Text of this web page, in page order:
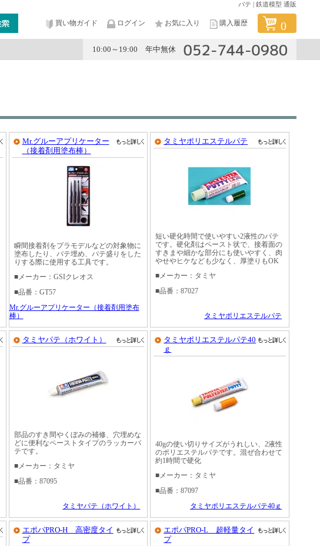
パテ | 鉄道模型 通販
買い物ガイド ログイン お気に入り 購入履歴 0
10:00～19:00 年中無休
Mr.グルーアプリケーター
（接着剤用塗布棒）
瞬間接着剤をプラモデルなどの対象物に
塗布したり、パテ埋め、パテ盛りをした
りする際に使用する工具です。
■メーカー：GSIクレオス
■品番：GT57
Mr.グルーアプリケーター（接着剤用塗布
棒）
タミヤポリエステルパテ
短い硬化時間で使いやすい2液性のパテ
です。硬化剤はペースト状で、接着面の
すきまや細かな部分にも使いやすく、肉
やせやヒケなども少なく、厚塗りもOK
■メーカー：タミヤ
■品番：87027
タミヤポリエステルパテ
タミヤパテ（ホワイト）
部品のすき間やくぼみの補修、穴埋めな
どに便利なペーストタイプのラッカーパ
テです。
■メーカー：タミヤ
■品番：87095
タミヤパテ（ホワイト）
タミヤポリエステルパテ40
ｇ
40gの使い切りサイズがうれしい、2液性
のポリエステルパテです。混ぜ合わせて
約1時間で硬化
■メーカー：タミヤ
■品番：87097
タミヤポリエステルパテ40ｇ
エポパPRO-H 高密度タイ
プ
エポパPRO-L 超軽量タイ
プ